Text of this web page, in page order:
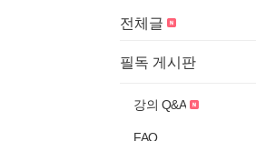
게시판 제목의
전체글
필독 게시판
강의 Q&A
FAQ